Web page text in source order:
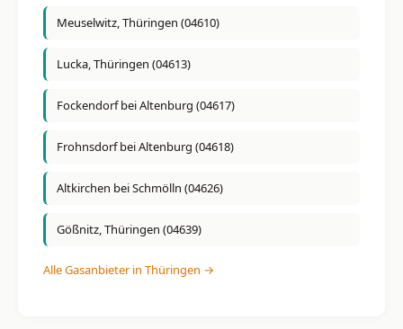
Meuselwitz, Thüringen (04610)
Lucka, Thüringen (04613)
Fockendorf bei Altenburg (04617)
Frohnsdorf bei Altenburg (04618)
Altkirchen bei Schmölln (04626)
Gößnitz, Thüringen (04639)
Alle Gasanbieter in Thüringen →